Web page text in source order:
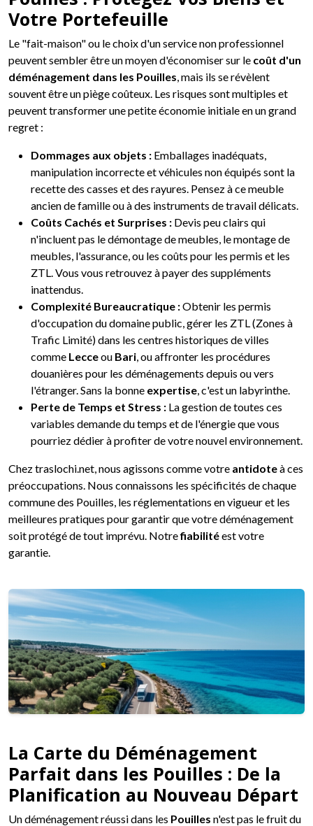
Votre Portefeuille
Le "fait-maison" ou le choix d'un service non professionnel
peuvent sembler être un moyen d'économiser sur le coût d'un
déménagement dans les Pouilles , mais ils se révèlent
souvent être un piège coûteux. Les risques sont multiples et
peuvent transformer une petite économie initiale en un grand
regret :
Dommages aux objets : Emballages inadéquats,
manipulation incorrecte et véhicules non équipés sont la
recette des casses et des rayures. Pensez à ce meuble
ancien de famille ou à des instruments de travail délicats.
Coûts Cachés et Surprises : Devis peu clairs qui
n'incluent pas le démontage de meubles, le montage de
meubles, l'assurance, ou les coûts pour les permis et les
ZTL. Vous vous retrouvez à payer des suppléments
inattendus.
Complexité Bureaucratique :Obtenir les permis
d'occupation du domaine public, gérer les ZTL (Zones à
Trafic Limité) dans les centres historiques de villes
comme Lecceou Bari , ou affronter les procédures
douanières pour les déménagements depuis ou vers
l'étranger. Sans la bonne expertise , c'est un labyrinthe.
Perte de Temps et Stress : La gestion de toutes ces
variables demande du temps et de l'énergie que vous
pourriez dédier à profiter de votre nouvel environnement.
Chez traslochi.net, nous agissons comme votre antidoteà ces
préoccupations. Nous connaissons les spécificités de chaque
commune des Pouilles, les réglementations en vigueur et les
meilleures pratiques pour garantir que votre déménagement
soit protégé de tout imprévu. Notrefiabilitéest votre
garantie.
La Carte du Déménagement
Parfait dans les Pouilles : De la
Planification au Nouveau Départ
Un déménagement réussi dans les Pouilles n'est pas le fruit du